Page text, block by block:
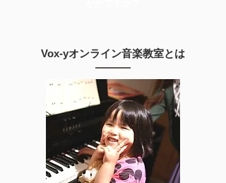
Vox-yオンライン音楽教室とは